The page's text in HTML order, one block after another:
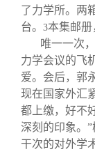
了力学所。两
台。 3本集邮册
唯一一次
力学会议的飞
爱。会后，郭
现在国家外汇
都上缴，好不
深刻的印象。
干次的对外学